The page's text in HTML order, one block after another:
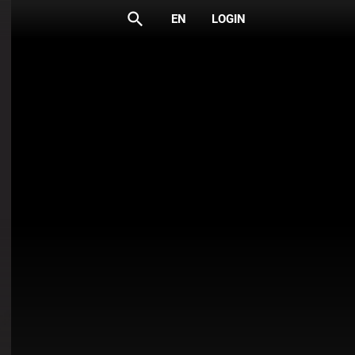
search EN LOGIN